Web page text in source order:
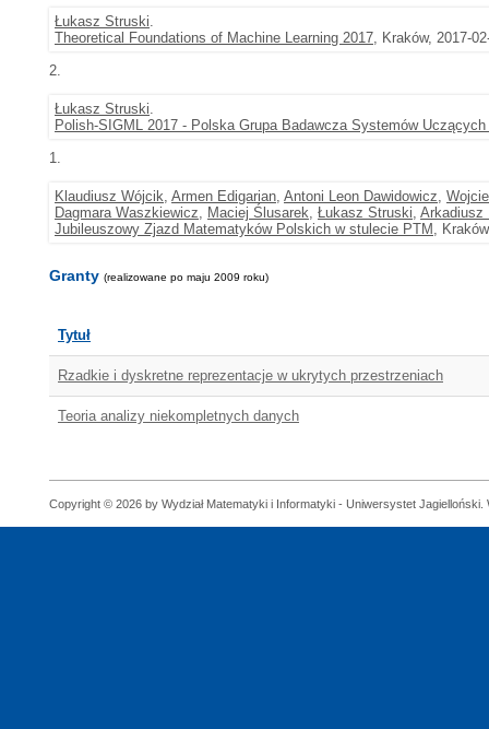
Łukasz Struski.
Theoretical Foundations of Machine Learning 2017, Kraków, 2017-
2.
Łukasz Struski.
Polish-SIGML 2017 - Polska Grupa Badawcza Systemów
1.
Klaudiusz Wójcik, Armen Edigarian, Antoni Leon Dawidowicz,
Dagmara Waszkiewicz, Maciej Ślusarek, Łukasz Struski, Arkadiusz
Jubileuszowy Zjazd Matematyków Polskich w stulecie PTM ,
Granty (realizowane po maju 2009 roku)
Tytuł
Rzadkie i dyskretne reprezentacje w ukrytych przestrzeniach
Teoria analizy niekompletnych danych
Copyright © 2026 by Wydział Matematyki i Informatyki - Uniwersystet